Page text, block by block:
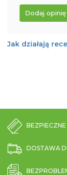
Dodaj opinię
Jak działają
DOSTAWA